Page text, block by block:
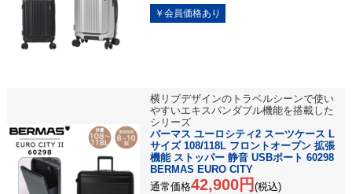
横リブデザインのトラベルシーンで使い
やすいエキスパンダブル機能を搭載した
シリーズ
バーマス ユーロシティ2 スーツケース L
サイズ 108/118L フロントオープン 拡張
機能 ストッパー 静音 USBポート 60298
BERMAS EURO CITY
通常価格42,900円 (税込)